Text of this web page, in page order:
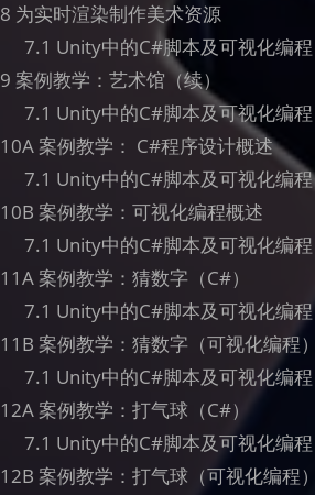
8 为实时渲染制作美术资源
7.1 Unity中的C#脚本及可视化编程
9 案例教学：艺术馆（续）
7.1 Unity中的C#脚本及可视化编程
10A 案例教学： C#程序设计概述
7.1 Unity中的C#脚本及可视化编程
10B 案例教学：可视化编程概述
7.1 Unity中的C#脚本及可视化编程
11A 案例教学：猜数字（C#）
7.1 Unity中的C#脚本及可视化编程
11B 案例教学：猜数字（可视化编程）
7.1 Unity中的C#脚本及可视化编程
12A 案例教学：打气球（C#）
7.1 Unity中的C#脚本及可视化编程
12B 案例教学：打气球（可视化编程）